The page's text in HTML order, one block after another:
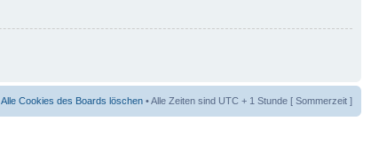
Alle Cookies des Boards löschen • Alle Zeiten sind UTC + 1 Stunde [ Sommerzeit ]